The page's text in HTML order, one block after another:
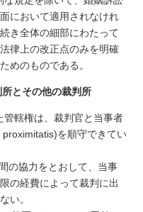
において適用されなけれ
き全体の細部にわたって
律上の改正点のみを明確
めのものである。
とその他の裁判所
轄権は、裁判官と当事者
を順守できてい
の協力をとおして、当事
の経費によって裁判に出
い。